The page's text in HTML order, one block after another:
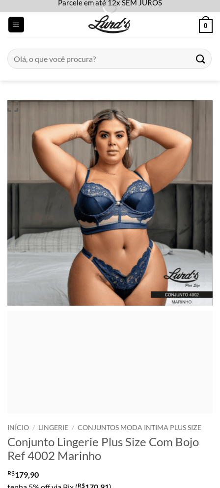
content
Parcele em até 12x SEM JUROS
0
Pesquisar
por:
INÍCIO / LINGERIE / CONJUNTOS MODA INTIMA PLUS SIZE
Conjunto Lingerie Plus Size Com Bojo
Ref 4002 Marinho
R$179,90
R$